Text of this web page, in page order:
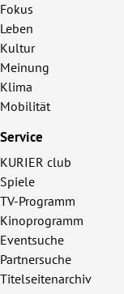
Fokus
Leben
Kultur
Meinung
Klima
Mobilität
Service
KURIER club
Spiele
TV-Programm
Kinoprogramm
Eventsuche
Partnersuche
Titelseitenarchiv